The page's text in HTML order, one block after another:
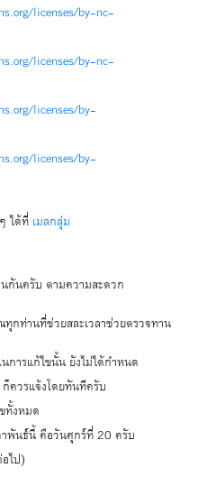
licenses/by-nc-
licenses/by-nc-
licenses/by-
licenses/by-
ได้ที่ เมลกลุ่ม
กันครับ ตามความสะดวก
กท่านที่ช่วยสละเวลาช่วยตรวจทาน
การแก้ไขนั้น ยังไม่ได้กำหนด
ควรแจ้งโดยทันทีครับ
ทั้งหมด
าพันธ์นี้ คือวันศุกร์ที่ 20 ครับ
ไป)